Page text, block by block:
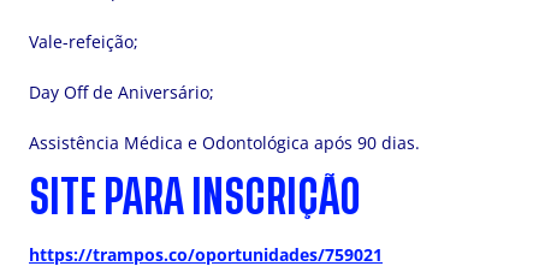
Vale-refeição;
Day Off de Aniversário;
Assistência Médica e Odontológica após 90 dias.
SITE PARA INSCRIÇÃO
https://trampos.co/oportunidades/759021